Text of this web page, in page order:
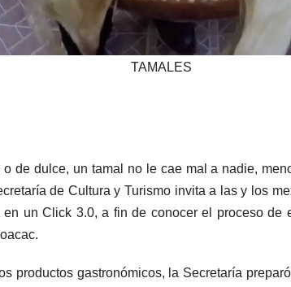
TAMALES
de dulce, un tamal no le cae mal a nadie,
de Cultura y Turismo invita a las y los
un Click 3.0, a fin de conocer el proceso de
productos gastronómicos, la Secretaría